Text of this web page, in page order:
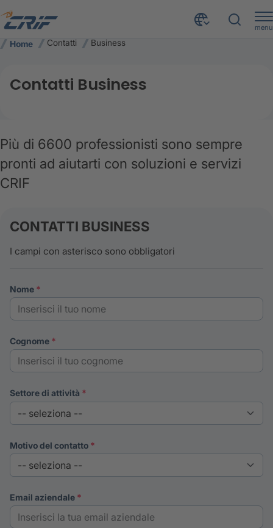
menu
Home Contatti Business
Contatti Business
Più di 6600 professionisti sono sempre
pronti ad aiutarti con soluzioni e servizi
CRIF
CONTATTI BUSINESS
I campi con asterisco sono obbligatori
nome
cognome
settore di attività
motivo del contatto
email aziendale